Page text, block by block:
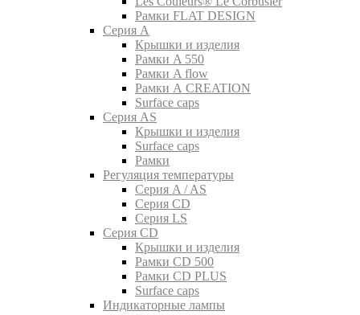
Рамки FLAT DESIGN
Серия A
Крышки и изделия
Рамки A 550
Рамки A flow
Рамки A CREATION
Surface caps
Серия AS
Крышки и изделия
Surface caps
Рамки
Регуляция температуры
Серия A / AS
Серия CD
Серия LS
Серия CD
Крышки и изделия
Рамки CD 500
Рамки CD PLUS
Surface caps
Индикаторные лампы